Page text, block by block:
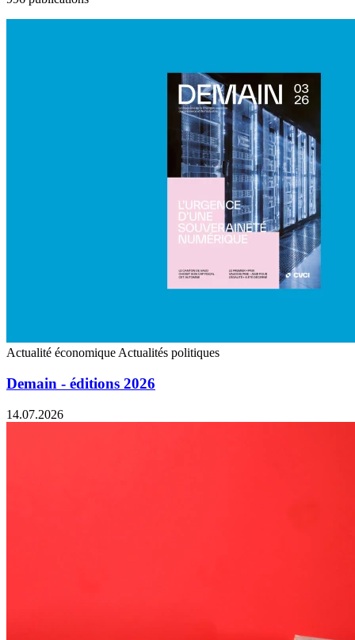
Actualité économique Actualités politiques
Demain - éditions 2026
14.07.2026